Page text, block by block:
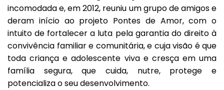
incomodada e, em 2012, reuniu um grupo de amigos e
deram início ao projeto Pontes de Amor, com o
intuito de fortalecer a luta pela garantia do direito à
convivência familiar e comunitária, e cuja visão é que
toda criança e adolescente viva e cresça em uma
família segura, que cuida, nutre, protege e
potencializa o seu desenvolvimento.